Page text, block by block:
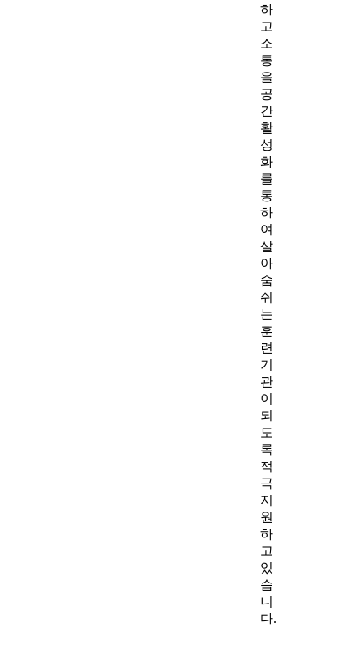
하
고
소
통
을
공
간
활
성
화
를
통
하
여
살
아
숨
쉬
는
훈
련
기
관
이
되
도
록
적
극
지
원
하
고
있
습
니
다.